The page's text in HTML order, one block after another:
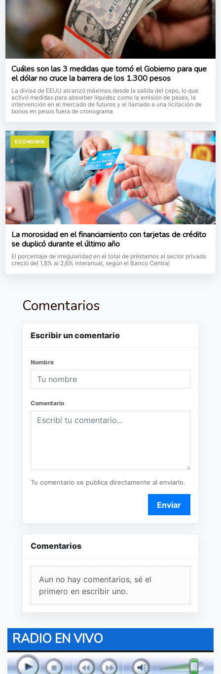
Cuáles son las 3 medidas que tomó el Gobierno para que
el dólar no cruce la barrera de los 1.300 pesos
La divisa de EEUU alcanzó máximos desde la salida del cepo, lo que
activó medidas para absorber liquidez como la emisión de pases, la
intervención en el mercado de futuros y el llamado a una licitación de
bonos en pesos fuera de cronograma
ECONOMIA
La morosidad en el financiamiento con tarjetas de crédito
se duplicó durante el último año
El porcentaje de irregularidad en el total de préstamos al sector privado
creció del 1,8% al 2,6% interanual, según el Banco Central
Comentarios
Escribir un comentario
Nombre
Comentario
Tu comentario se publica directamente al enviarlo.
Enviar
Comentarios
Aun no hay comentarios, sé el
primero en escribir uno.
RADIO EN VIVO